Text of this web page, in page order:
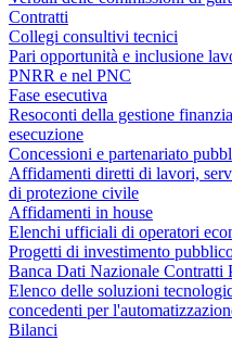
Contratti
Collegi consultivi tecnici
Pari opportunità e inclusione
PNRR e nel PNC
Fase esecutiva
Resoconti della gestione
esecuzione
Concessioni e partenariato
Affidamenti diretti di lavori,
di protezione civile
Affidamenti in house
Elenchi ufficiali di operatori
Progetti di investimento
Banca Dati Nazionale Contratti
Elenco delle soluzioni
concedenti per
Bilanci